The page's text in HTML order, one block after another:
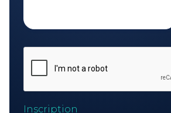
Inscription